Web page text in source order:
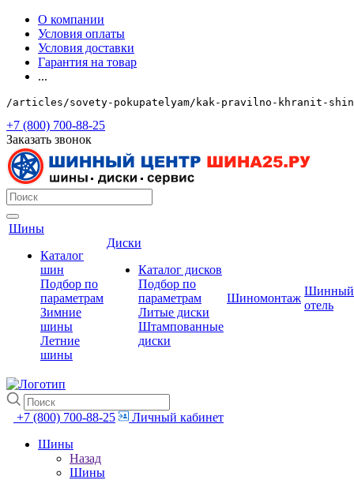
О компании
Условия оплаты
Условия доставки
Гарантия на товар
...
/articles/sovety-pokupatelyam/kak-pravilno-khranit-
+7 (800) 700-88-25
Заказать звонок
Шины
Каталог
шин
Подбор по
параметрам
Зимние
шины
Летние
шины
Диски
Каталог дисков
Подбор по
параметрам
Литые диски
Штампованные
диски
Шиномонтаж
Шинный
отель
+7 (800) 700-88-25
Личный кабинет
Шины
Назад
Шины